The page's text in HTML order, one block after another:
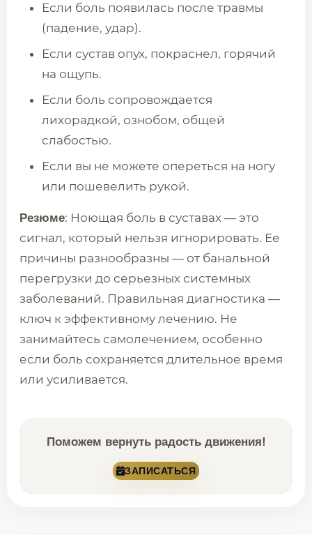
Если боль появилась после травмы
(падение, удар).
Если сустав опух, покраснел, горячий
на ощупь.
Если боль сопровождается
лихорадкой, ознобом, общей
слабостью.
Если вы не можете опереться на ногу
или пошевелить рукой.
Резюме: Ноющая боль в суставах — это
сигнал, который нельзя игнорировать. Ее
причины разнообразны — от банальной
перегрузки до серьезных системных
заболеваний. Правильная диагностика —
ключ к эффективному лечению. Не
занимайтесь самолечением, особенно
если боль сохраняется длительное время
или усиливается.
Поможем вернуть радость движения!
ЗАПИСАТЬСЯ